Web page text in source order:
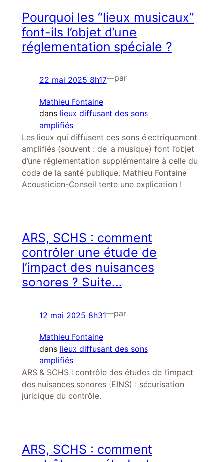
Pourquoi les “lieux musicaux”
font-ils l’objet d’une
réglementation spéciale ?
22 mai 2025 8h17—par
Mathieu Fontaine
dans lieux diffusant des sons
amplifiés
Les lieux qui diffusent des sons électriquement
amplifiés (souvent : de la musique) font l’objet
d’une réglementation supplémentaire à celle du
code de la santé publique. Mathieu Fontaine
Acousticien-Conseil tente une explication !
ARS, SCHS : comment
contrôler une étude de
l’impact des nuisances
sonores ? Suite…
12 mai 2025 8h31—par
Mathieu Fontaine
dans lieux diffusant des sons
amplifiés
ARS & SCHS : contrôle des études de l’impact
des nuisances sonores (EINS) : sécurisation
juridique du contrôle.
ARS, SCHS : comment